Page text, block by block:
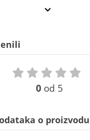
0 od 5
o proizvodu